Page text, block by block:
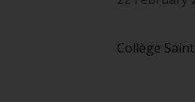
Collège